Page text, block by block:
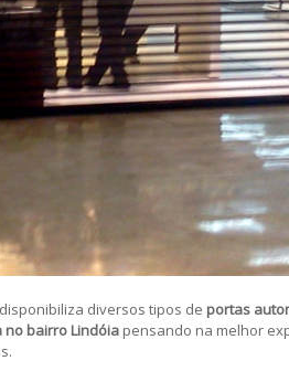
diversos tipos de portas
no bairro Lindóia pensando na melhor